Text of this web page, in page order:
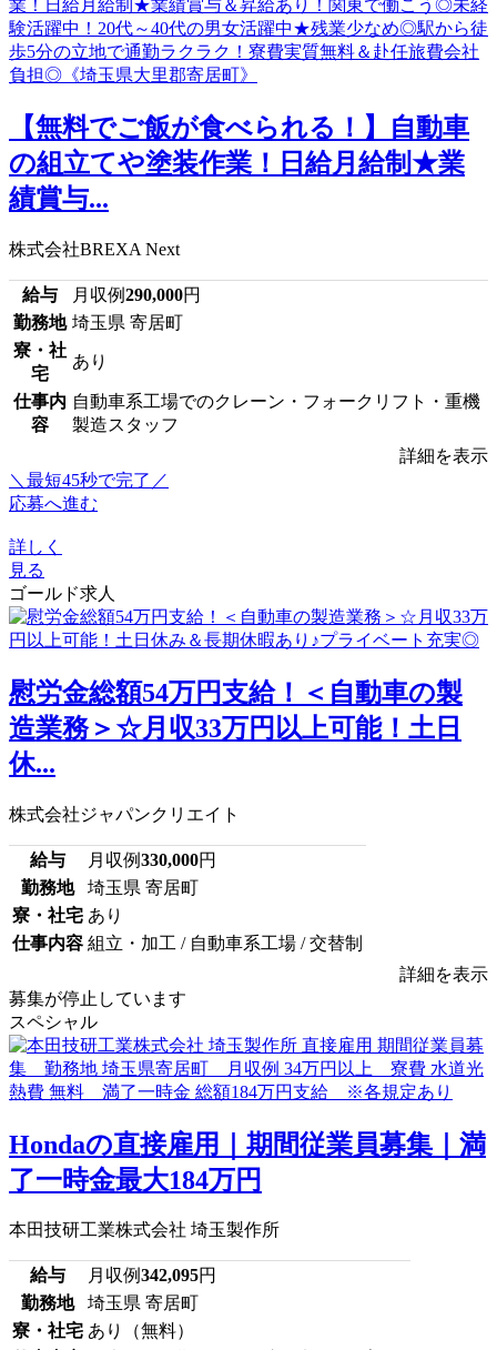
【無料でご飯が食べられる！】自動車
の組立てや塗装作業！日給月給制★業
績賞与...
株式会社BREXA Next
給与 月収例290,000円
勤務地 埼玉県 寄居町
寮・社
宅
あり
仕事内
容
自動車系工場でのクレーン・フォークリフト・重機
製造スタッフ
詳細を表示
＼最短45秒で完了／
応募へ進む
詳しく
見る
ゴールド求人
慰労金総額54万円支給！＜自動車の製
造業務＞☆月収33万円以上可能！土日
休...
株式会社ジャパンクリエイト
給与 月収例330,000円
勤務地
埼玉県 寄居町
寮・社宅 あり
仕事内容 組立・加工 / 自動車系工場 / 交替制
詳細を表示
募集が停止しています
スペシャル
Hondaの直接雇用｜期間従業員募集｜満
了一時金最大184万円
本田技研工業株式会社 埼玉製作所
給与 月収例342,095円
勤務地
埼玉県 寄居町
寮・社宅 あり（無料）